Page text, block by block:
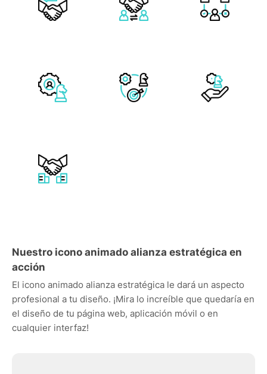
Nuestro icono animado alianza estratégica en
acción
El icono animado alianza estratégica le dará un aspecto
profesional a tu diseño. ¡Mira lo increíble que quedaría en
el diseño de tu página web, aplicación móvil o en
cualquier interfaz!